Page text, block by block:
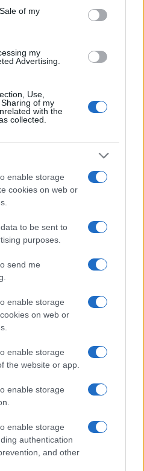
of my
my
Advertising.
Use,
of my
with the
collected.
enable storage
cookies on web or
to be sent to
purposes.
send me
enable storage
on web or
enable storage
the website or app.
enable storage
enable storage
authentication
and other
S
h
a
precedente
le polemiche il centro
chiude
sosta contro spaccio e degrado:
come scegliere la
la casa e l’ufficio
di un lungo dolore: storia e
di Berchidda, rischio per